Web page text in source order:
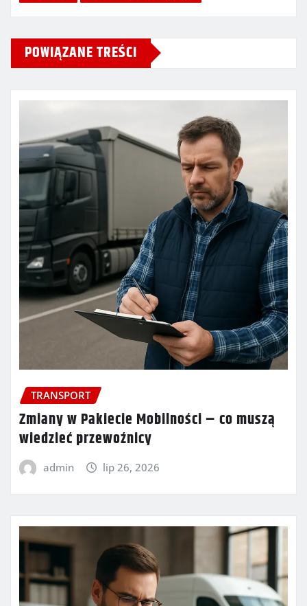
POWIĄZANE TREŚCI
TRANSPORT
Zmiany w Pakiecie Mobilności – co muszą
wiedzieć przewoźnicy
admin lip 26, 2026